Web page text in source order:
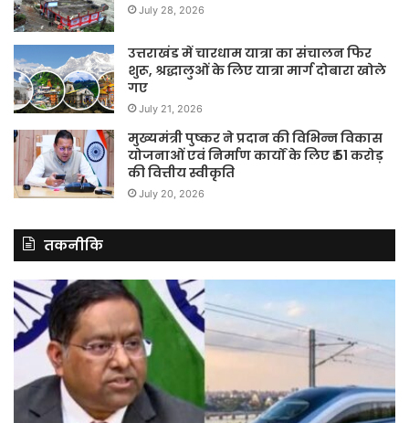
July 28, 2026
उत्तराखंड में चारधाम यात्रा का संचालन फिर
शुरू, श्रद्धालुओं के लिए यात्रा मार्ग दोबारा खोले
गए
July 21, 2026
मुख्यमंत्री पुष्कर ने प्रदान की विभिन्न विकास
योजनाओं एवं निर्माण कार्यों के लिए ₹ 51 करोड़
की वित्तीय स्वीकृति
July 20, 2026
तकनीकि